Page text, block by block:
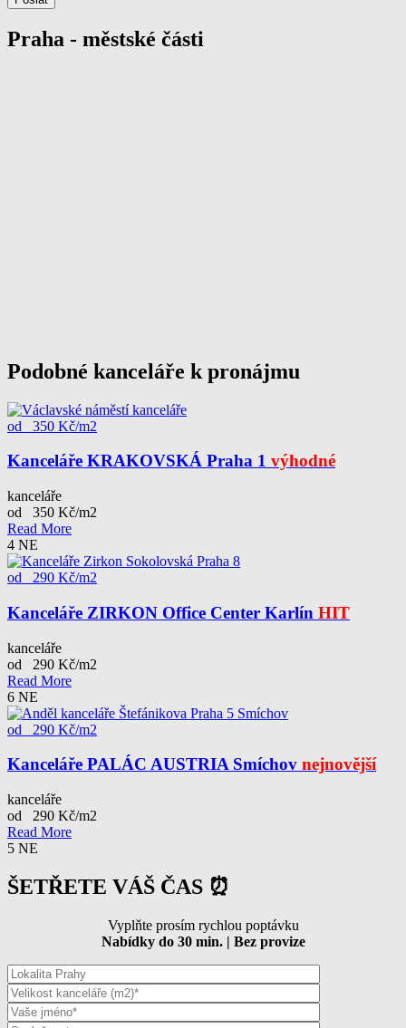
Praha - městské části
Podobné kanceláře k pronájmu
od 350 Kč/m2
Kanceláře KRAKOVSKÁ Praha 1 výhodné
kanceláře
od 350 Kč/m2
Read More
4 NE
od 290 Kč/m2
Kanceláře ZIRKON Office Center Karlín HIT
kanceláře
od 290 Kč/m2
Read More
6 NE
od 290 Kč/m2
Kanceláře PALÁC AUSTRIA Smíchov nejnovější
kanceláře
od 290 Kč/m2
Read More
5 NE
ŠETŘETE VÁŠ ČAS ⏰
Vyplňte prosím rychlou poptávku
Nabídky do 30 min. | Bez provize